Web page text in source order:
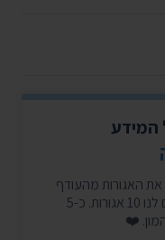
המידע
את האגורות מהעודף
בכל קנייה. קניתם ב-99.90 ₪? תרמתם לנו 10 אגורות. כ-5
❤️